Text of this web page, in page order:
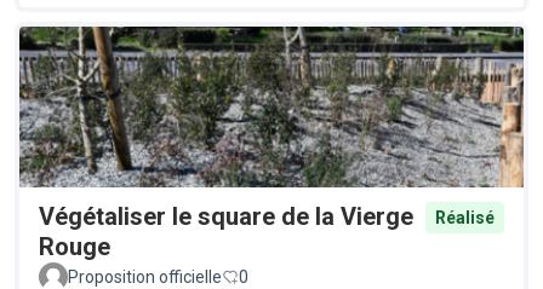
Végétaliser le square de la Vierge
Rouge
Réalisé
Proposition officielle 0